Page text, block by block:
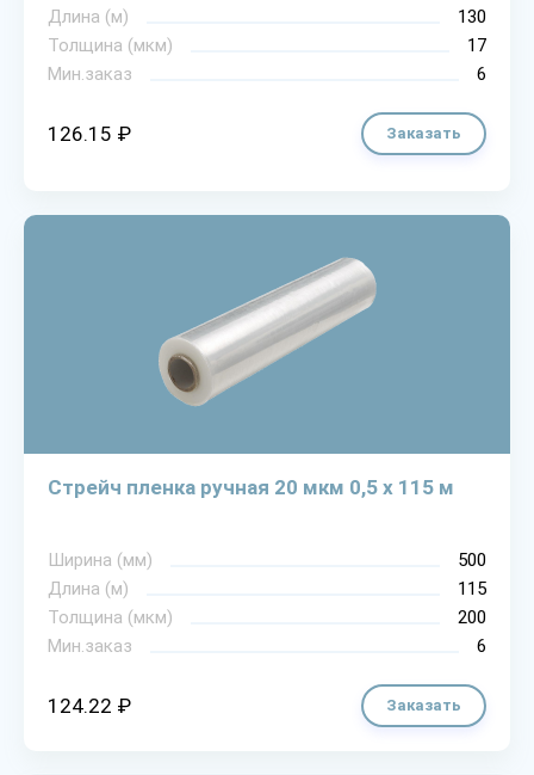
Длина (м)
130
Толщина (мкм)
17
Мин.заказ
6
126.15 ₽ Заказать
Стрейч пленка ручная 20 мкм 0,5 х 115 м
Ширина (мм)
500
Длина (м)
115
Толщина (мкм)
200
Мин.заказ
6
124.22 ₽ Заказать